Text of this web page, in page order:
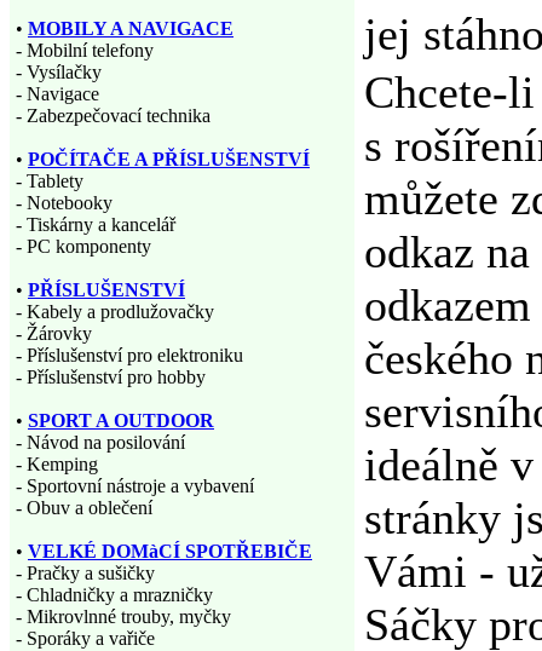
jej
Chcete-
s
můžete
odkaz
českého
ideálně
stránky
Vámi -
Sáčky
• MOBILY A NAVIGACE
- Mobilní telefony
- Vysílačky
- Navigace
- Zabezpečovací technika
• POČÍTAČE A PŘÍSLUŠENSTVÍ
- Tablety
- Notebooky
- Tiskárny a kancelář
- PC komponenty
• PŘÍSLUŠENSTVÍ
- Kabely a prodlužovačky
- Žárovky
- Příslušenství pro elektroniku
- Příslušenství pro hobby
• SPORT A OUTDOOR
- Návod na posilování
- Kemping
- Sportovní nástroje a vybavení
- Obuv a oblečení
• VELKÉ DOMàCÍ SPOTŘEBIČE
- Pračky a sušičky
- Chladničky a mrazničky
- Mikrovlnné trouby, myčky
- Sporáky a vařiče